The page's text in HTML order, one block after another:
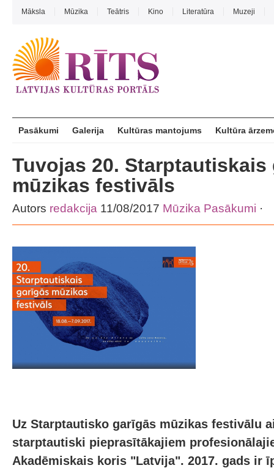
Māksla Mūzika Teātris Kino Literatūra Muzeji
Pasākumi Galerija Kultūras mantojums Kultūra
Tuvojas 20. Starptautiskais
mūzikas festivāls
Autors redakcija 11/08/2017 Mūzika Pasākumi ·
Uz Starptautisko garīgās mūzikas festivālu
starptautiski pieprasītākajiem
Akadēmiskais koris "Latvija". 2017. gads ir